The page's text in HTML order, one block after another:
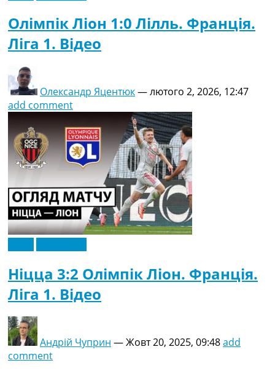
Олімпік Ліон 1:0 Лілль. Франція.
Ліга 1. Відео
Олександр Яцентюк—лютого 2, 2026, 12:47
add comment
Ніцца 3:2 Олімпік Ліон. Франція.
Ліга 1. Відео
Андрій Чуприн —Жовт 20, 2025, 09:48add
comment